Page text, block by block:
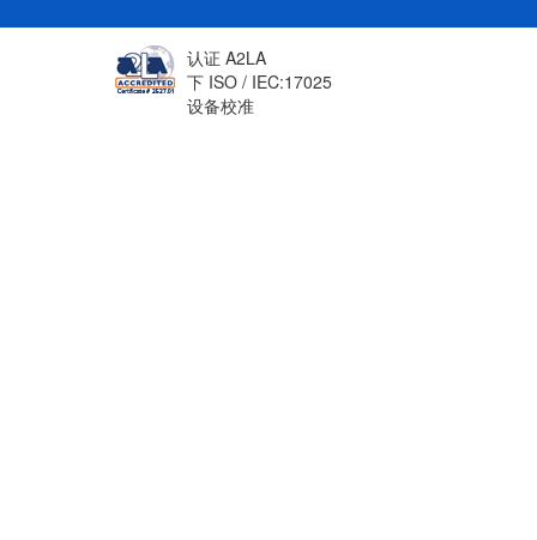
认证 A2LA
下 ISO / IEC:17025
设备校准